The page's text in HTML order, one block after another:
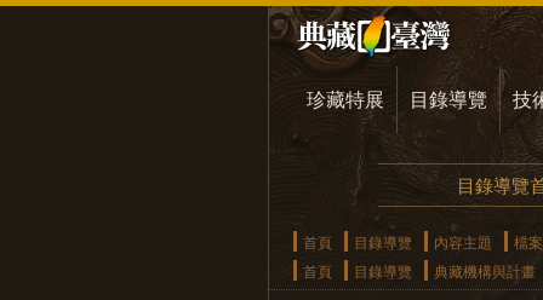
珍藏特展 目錄導覽 技
目錄導覽
首頁 目錄導覽 內容主題
檔案
首頁
目錄導覽 典藏機構與計畫